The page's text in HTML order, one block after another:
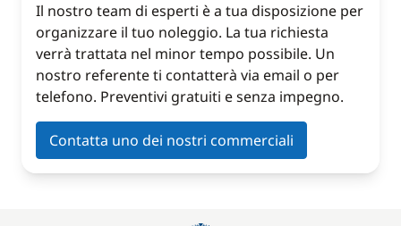
Il nostro team di esperti è a tua disposizione per
organizzare il tuo noleggio. La tua richiesta
verrà trattata nel minor tempo possibile. Un
nostro referente ti contatterà via email o per
telefono. Preventivi gratuiti e senza impegno.
Contatta uno dei nostri commerciali